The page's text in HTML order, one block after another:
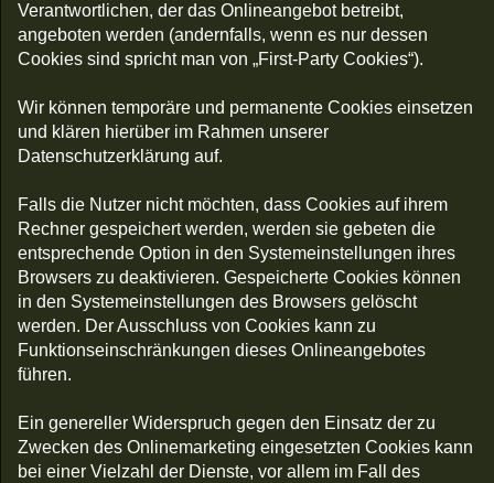
Verantwortlichen, der das Onlineangebot betreibt,
angeboten werden (andernfalls, wenn es nur dessen
Cookies sind spricht man von „First-Party Cookies“).
Wir können temporäre und permanente Cookies einsetzen
und klären hierüber im Rahmen unserer
Datenschutzerklärung auf.
Falls die Nutzer nicht möchten, dass Cookies auf ihrem
Rechner gespeichert werden, werden sie gebeten die
entsprechende Option in den Systemeinstellungen ihres
Browsers zu deaktivieren. Gespeicherte Cookies können
in den Systemeinstellungen des Browsers gelöscht
werden. Der Ausschluss von Cookies kann zu
Funktionseinschränkungen dieses Onlineangebotes
führen.
Ein genereller Widerspruch gegen den Einsatz der zu
Zwecken des Onlinemarketing eingesetzten Cookies kann
bei einer Vielzahl der Dienste, vor allem im Fall des